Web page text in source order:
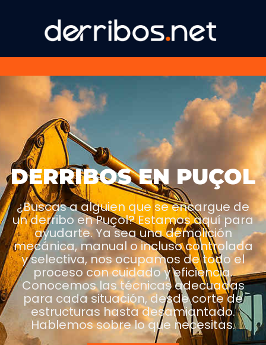
DERRIBOS EN PUÇOL
¿Buscas a alguien que se encargue de
un derribo en Puçol? Estamos aquí para
ayudarte. Ya sea una demolición
mecánica, manual o incluso controlada
y selectiva, nos ocupamos de todo el
proceso con cuidado y eficiencia.
Conocemos las técnicas adecuadas
para cada situación, desde corte de
estructuras hasta desamiantado.
Hablemos sobre lo que necesitas.